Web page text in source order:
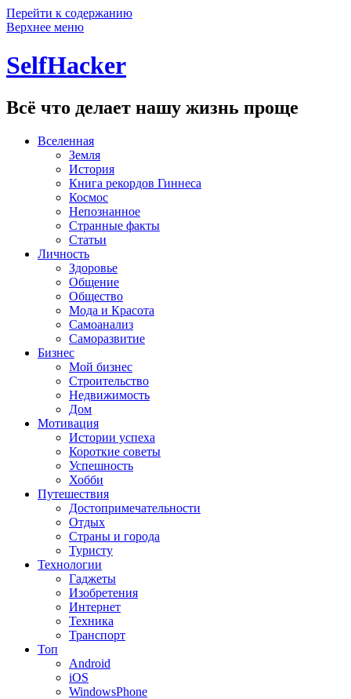
Перейти к содержанию
Верхнее меню
SelfHacker
Всё что делает нашу жизнь проще
Вселенная
Земля
История
Книга рекордов Гиннеса
Космос
Непознанное
Странные факты
Статьи
Личность
Здоровье
Общение
Общество
Мода и Красота
Самоанализ
Саморазвитие
Бизнес
Мой бизнес
Строительство
Недвижимость
Дом
Мотивация
Истории успеха
Короткие советы
Успешность
Хобби
Путешествия
Достопримечательности
Отдых
Страны и города
Туристу
Технологии
Гаджеты
Изобретения
Интернет
Техника
Транспорт
Топ
Android
iOS
WindowsPhone